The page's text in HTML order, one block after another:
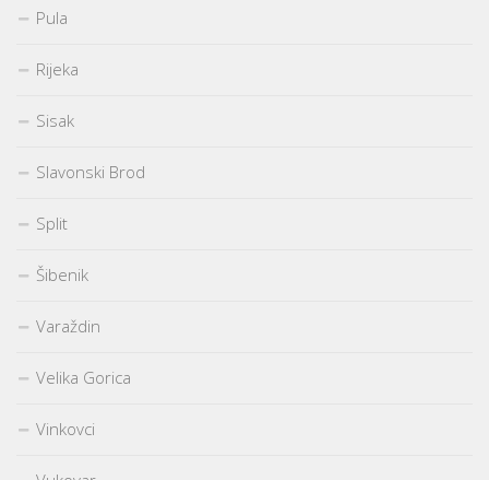
Pula
Rijeka
Sisak
Slavonski Brod
Split
Šibenik
Varaždin
Velika Gorica
Vinkovci